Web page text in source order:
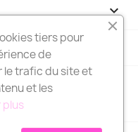

tiers pour
de
le trafic du site et
et les
plus